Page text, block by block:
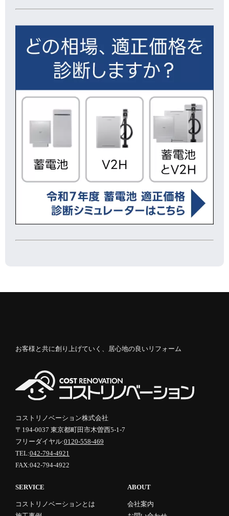
お客様と共に創り上げていく、居心地の良いリフォーム
コストリノベーション株式会社
〒194-0037 東京都町田市木曽西5-1-7
フリーダイヤル:0120-558-469
TEL:042-794-4921
FAX:042-794-4922
SERVICE
コストリノベーションとは
ABOUT
会社案内